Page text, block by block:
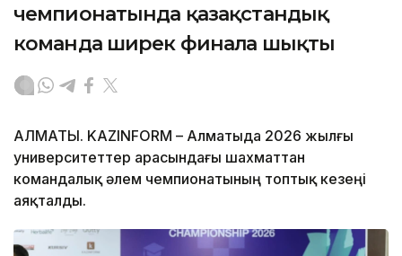
чемпионатында қазақстандық
команда ширек финалға шықты
АЛМАТЫ. KAZINFORM – Алматыда 2026 жылғы
университеттер арасындағы шахматтан
командалық әлем чемпионатының топтық кезеңі
аяқталды.